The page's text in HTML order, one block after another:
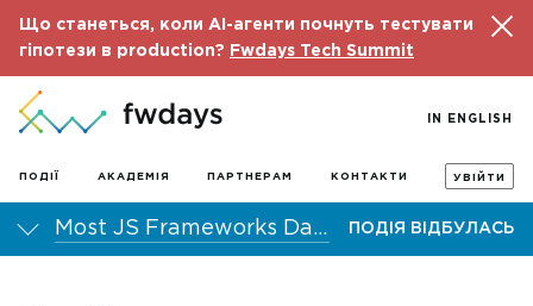
Що станеться, коли AI-агенти почнуть тестувати
гіпотези в production?
Fwdays Tech Summit
ПОДІЇ АКАДЕМІЯ ПАРТНЕРАМ КОНТАКТИ УВІЙТИ
IN ENGLISH
Most JS Frameworks Day 2016 ПОДІЯ ВІДБУЛАСЬ